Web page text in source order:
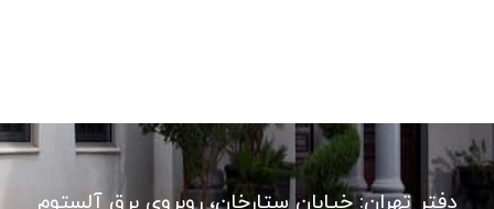
دفتر تهران: خیابان ستارخان، روبروی برق آلستوم